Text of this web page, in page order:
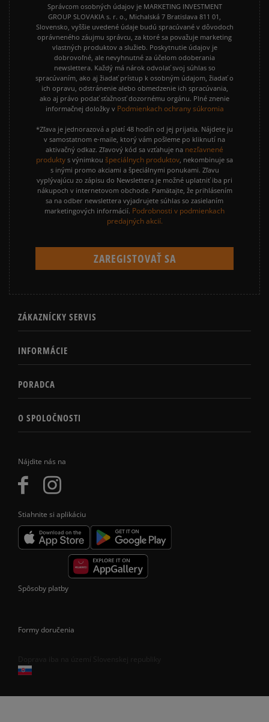
Nájdite nás na
Stiahnite si aplikáciu
Správcom osobných údajov je MARKETING INVESTMENT
GROUP SLOVAKIA s. r. o., Michalská 7 Bratislava 811 01,
Slovensko, vyššie uvedené údaje budú spracúvané v dôvodoch
oprávneného záujmu správcu, za ktoré sa považuje marketing
vlastných produktov a služieb. Poskytnutie údajov je
dobrovoľné, ale nevyhnutné za účelom odoberania
newslettera. Každý má nárok odvolať svoj súhlas so
spracúvaním, ako aj žiadať prístup k osobným údajom, žiadať o
ich opravu, odstránenie alebo obmedzenie ich spracúvania,
ako aj právo podať sťažnosť dozornému orgánu. Plné znenie
informačnej doložky v Podmienkach ochrany súkromia
*Zľava je jednorazová a platí 48 hodín od jej prijatia. Nájdete ju
v samostatnom e-maile, ktorý vám pošleme po kliknutí na
aktivačný odkaz. Zľavový kód sa vzťahuje na nezľavnené
produkty s výnimkou špeciálnych produktov, nekombinuje sa
s inými promo akciami a špeciálnymi ponukami. Zľavu
vyplývajúcu zo zápisu do Newslettera je možné uplatniť iba pri
nákupoch v internetovom obchode. Pamätajte, že prihlásením
sa na odber newslettera vyjadrujete súhlas so zasielaním
marketingových informácií. Podrobnosti v podmienkach
predajných akcií.
ZÁKAZNÍCKY SERVIS
INFORMÁCIE
PORADCA
O SPOLOČNOSTI
Spôsoby platby
Formy doručenia